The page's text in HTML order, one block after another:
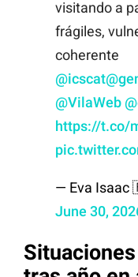
visitando a
frágiles,
coherente
@icscat
@VilaWeb
https://t.co/
— Eva Isaac
June 30,